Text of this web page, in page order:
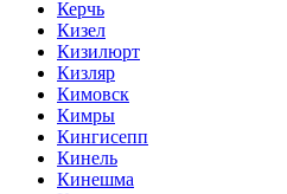
Керчь
Кизел
Кизилюрт
Кизляр
Кимовск
Кимры
Кингисепп
Кинель
Кинешма